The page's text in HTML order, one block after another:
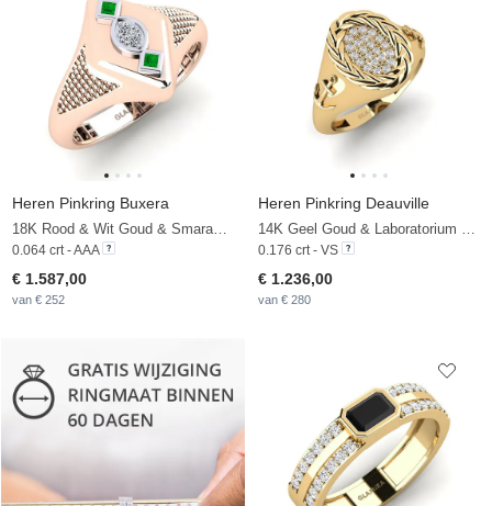
Heren Pinkring Buxera
18K Rood & Wit Goud & Smaragd & Zirkoon
0.064 crt - AAA
€ 1.587,00
van € 252
Heren Pinkring Deauville
14K Geel Goud & Laboratorium Gekweekte Diamant
0.176 crt - VS
€ 1.236,00
van € 280